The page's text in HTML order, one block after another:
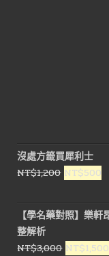
沒處方籤買犀利士
NT$1,200 原
價
格：
NT$1,200。
NT$500
【學名藥對照】樂
整解析
NT$3,000 原
NT$1,500